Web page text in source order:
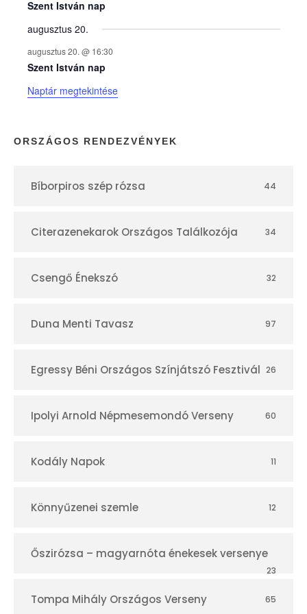
e
k
n
a
p
r
Szent István nap
augusztus 20.
augusztus 20. @ 16:30
Szent István nap
Naptár megtekintése
ORSZÁGOS RENDEZVÉNYEK
Bíborpiros szép rózsa 44
Citerazenekarok Országos Találkozója 34
Csengő Énekszó 32
Duna Menti Tavasz 97
Egressy Béni Országos Színjátszó Fesztivál 26
Ipolyi Arnold Népmesemondó Verseny 60
Kodály Napok 11
Könnyűzenei szemle 12
Őszirózsa – magyarnóta énekesek versenye
23
Tompa Mihály Országos Verseny 65